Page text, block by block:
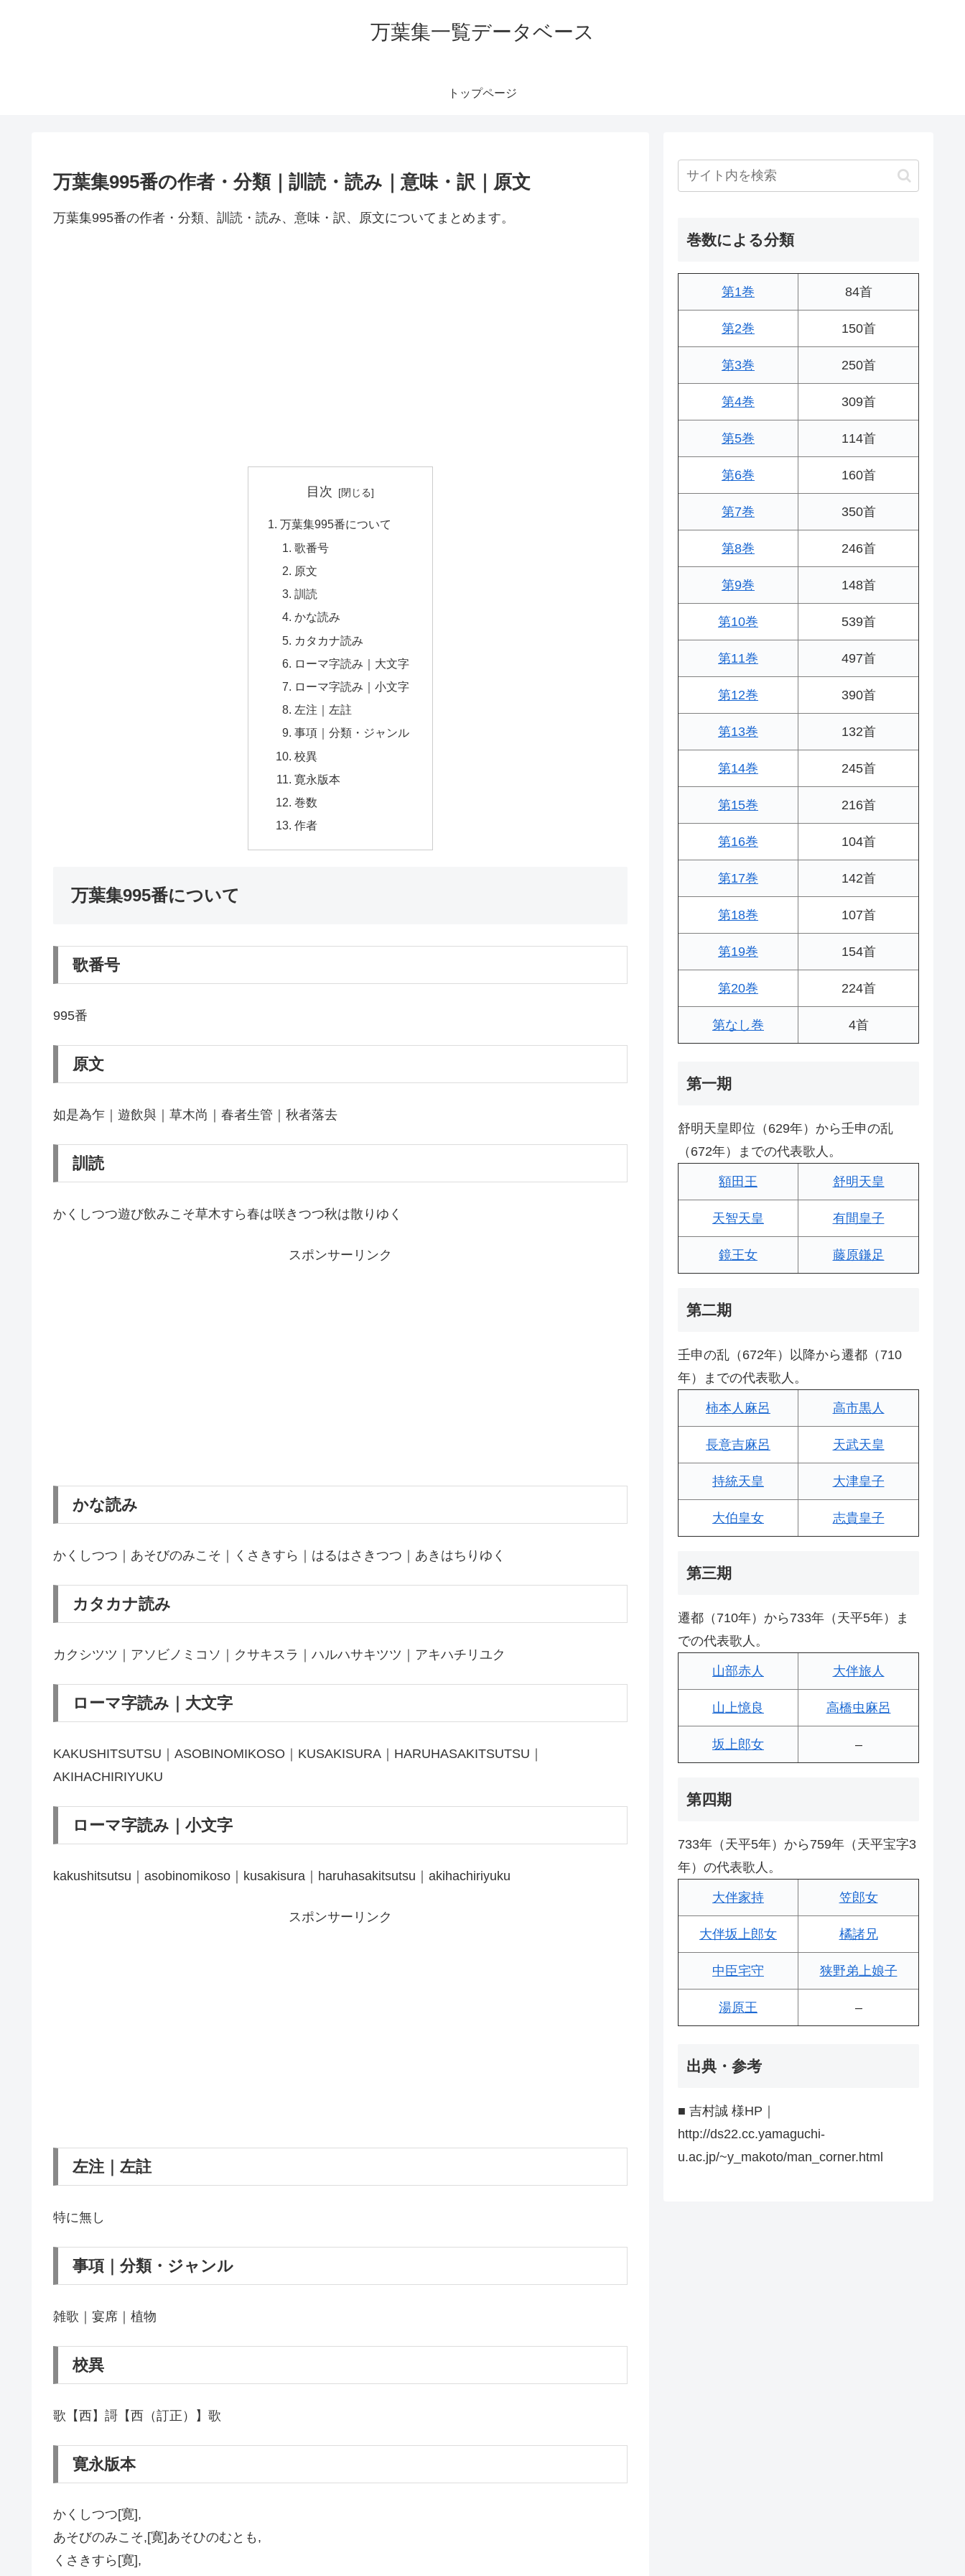
万葉集一覧データベース
トップページ
万葉集995番の作者・分類｜訓読・読み｜意味・訳｜原文
万葉集995番の作者・分類、訓読・読み、意味・訳、原文についてまとめます。
目次
万葉集995番について
歌番号
原文
訓読
かな読み
カタカナ読み
ローマ字読み｜大文字
ローマ字読み｜小文字
左注｜左註
事項｜分類・ジャンル
校異
寛永版本
巻数
作者
万葉集995番について
歌番号
995番
原文
如是為乍｜遊飲與｜草木尚｜春者生管｜秋者落去
訓読
かくしつつ遊び飲みこそ草木すら春は咲きつつ秋は散りゆく
スポンサーリンク
かな読み
かくしつつ｜あそびのみこそ｜くさきすら｜はるはさきつつ｜あきはちりゆく
カタカナ読み
カクシツツ｜アソビノミコソ｜クサキスラ｜ハルハサキツツ｜アキハチリユク
ローマ字読み｜大文字
KAKUSHITSUTSU｜ASOBINOMIKOSO｜KUSAKISURA｜HARUHASAKITSUTSU｜
AKIHACHIRIYUKU
ローマ字読み｜小文字
kakushitsutsu｜asobinomikoso｜kusakisura｜haruhasakitsutsu｜akihachiriyuku
スポンサーリンク
左注｜左註
特に無し
事項｜分類・ジャンル
雑歌｜宴席｜植物
校異
歌【西】謌【西（訂正）】歌
寛永版本
かくしつつ[寛],
あそびのみこそ,[寛]あそひのむとも,
くさきすら[寛],
巻数による分類
第1巻 84首
第2巻 150首
第3巻 250首
第4巻 309首
第5巻 114首
第6巻 160首
第7巻 350首
第8巻 246首
第9巻 148首
第10巻 539首
第11巻 497首
第12巻 390首
第13巻 132首
第14巻 245首
第15巻 216首
第16巻 104首
第17巻 142首
第18巻 107首
第19巻 154首
第20巻 224首
第なし巻 4首
第一期
舒明天皇即位（629年）から壬申の乱
（672年）までの代表歌人。
額田王 舒明天皇
天智天皇 有間皇子
鏡王女 藤原鎌足
第二期
壬申の乱（672年）以降から遷都（710
年）までの代表歌人。
柿本人麻呂 高市黒人
長意吉麻呂 天武天皇
持統天皇 大津皇子
大伯皇女 志貴皇子
第三期
遷都（710年）から733年（天平5年）ま
での代表歌人。
山部赤人 大伴旅人
山上憶良 高橋虫麻呂
坂上郎女 –
第四期
733年（天平5年）から759年（天平宝字3
年）の代表歌人。
大伴家持 笠郎女
大伴坂上郎女 橘諸兄
中臣宅守 狭野弟上娘子
湯原王 –
出典・参考
■ 吉村誠 様HP｜
http://ds22.cc.yamaguchi-
u.ac.jp/~y_makoto/man_corner.html